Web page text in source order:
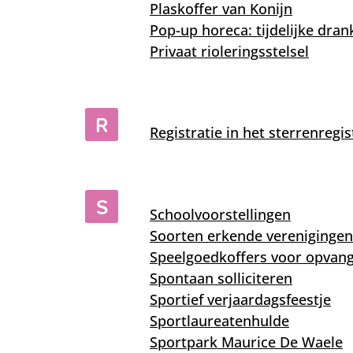
Plaskoffer van Konijn
Pop-up horeca: tijdelijke
Privaat rioleringsstelsel
R Registratie in het
S
Schoolvoorstellingen
Soorten erkende verenigingen
Speelgoedkoffers voor
Spontaan solliciteren
Sportief verjaardagsfeestje
Sportlaureatenhulde
Sportpark Maurice De Waele